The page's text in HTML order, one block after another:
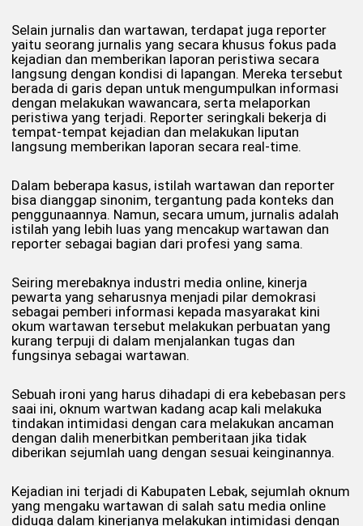
Selain jurnalis dan wartawan, terdapat juga reporter
yaitu seorang jurnalis yang secara khusus fokus pada
kejadian dan memberikan laporan peristiwa secara
langsung dengan kondisi di lapangan. Mereka tersebut
berada di garis depan untuk mengumpulkan informasi
dengan melakukan wawancara, serta melaporkan
peristiwa yang terjadi. Reporter seringkali bekerja di
tempat-tempat kejadian dan melakukan liputan
langsung memberikan laporan secara real-time.
Dalam beberapa kasus, istilah wartawan dan reporter
bisa dianggap sinonim, tergantung pada konteks dan
penggunaannya. Namun, secara umum, jurnalis adalah
istilah yang lebih luas yang mencakup wartawan dan
reporter sebagai bagian dari profesi yang sama.
Seiring merebaknya industri media online, kinerja
pewarta yang seharusnya menjadi pilar demokrasi
sebagai pemberi informasi kepada masyarakat kini
okum wartawan tersebut melakukan perbuatan yang
kurang terpuji di dalam menjalankan tugas dan
fungsinya sebagai wartawan.
Sebuah ironi yang harus dihadapi di era kebebasan pers
saai ini, oknum wartwan kadang acap kali melakuka
tindakan intimidasi dengan cara melakukan ancaman
dengan dalih menerbitkan pemberitaan jika tidak
diberikan sejumlah uang dengan sesuai keinginannya.
Kejadian ini terjadi di Kabupaten Lebak, sejumlah oknum
yang mengaku wartawan di salah satu media online
diduga dalam kinerjanya melakukan intimidasi dengan